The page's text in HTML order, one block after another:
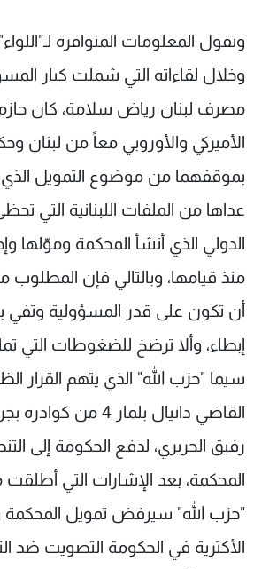
وتقول المعلومات المتوافرة
وخلال لقاءاته التي شملت كبار
مصرف لبنان رياض سلامة، كان
الأميركي والأوروبي معاً من لبنان
بموقفهما من موضوع التمويل
عداها من الملفات اللبنانية التي
الدولي الذي أنشأ المحكمة وموّلها
منذ قيامها، وبالتالي فإن المطلوب
أن تكون على قدر المسؤولية وتفي
إبطاء، وألا ترضخ للضغوطات التي
سيما "حزب الله" الذي يتهم القرار
القاضي دانيال بلمار 4
رفيق الحريري، لدفع الحكومة إلى
المحكمة، بعد الإشارات التي
"حزب الله" سيرفض تمويل المحكمة
الأكثرية في الحكومة التصويت ضد